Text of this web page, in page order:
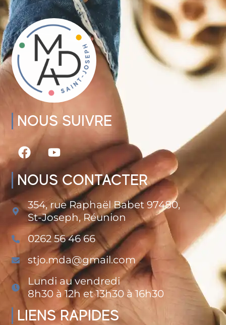
NOUS SUIVRE
NOUS CONTACTER
354, rue Raphaël Babet 97480,
St-Joseph, Réunion
0262 56 46 66
stjo.mda@gmail.com
Lundi au vendredi
8h30 à 12h et 13h30 à 16h30
LIENS RAPIDES